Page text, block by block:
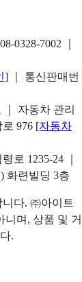
0328-7002
]
｜ 통신판매번
자동차 관리
976 [자동차
로 1235-24 ｜
화련빌딩 3층
다. ㈜아이트
며, 상품 및 거
.